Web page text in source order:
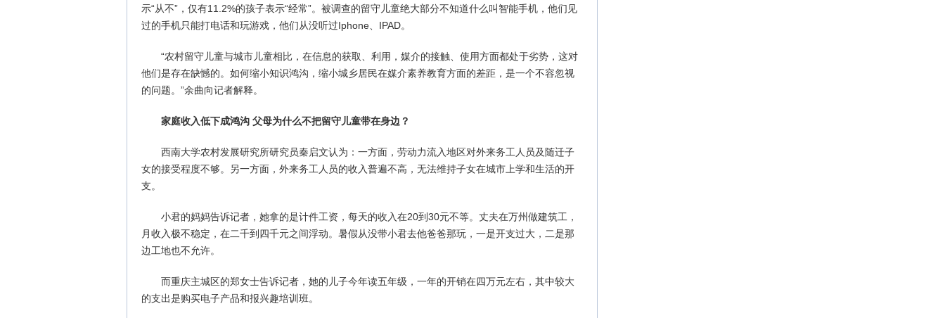
示“从不”，仅有11.2%的孩子表示“经常”。被调查的留守儿童绝大部分不知道什么叫智能手机，他们见
过的手机只能打电话和玩游戏，他们从没听过Iphone、IPAD。
“农村留守儿童与城市儿童相比，在信息的获取、利用，媒介的接触、使用方面都处于劣势，这对
他们是存在缺憾的。如何缩小知识鸿沟，缩小城乡居民在媒介素养教育方面的差距，是一个不容忽视
的问题。”余曲向记者解释。
家庭收入低下成鸿沟 父母为什么不把留守儿童带在身边？
西南大学农村发展研究所研究员秦启文认为：一方面，劳动力流入地区对外来务工人员及随迁子
女的接受程度不够。另一方面，外来务工人员的收入普遍不高，无法维持子女在城市上学和生活的开
支。
小君的妈妈告诉记者，她拿的是计件工资，每天的收入在20到30元不等。丈夫在万州做建筑工，
月收入极不稳定，在二千到四千元之间浮动。暑假从没带小君去他爸爸那玩，一是开支过大，二是那
边工地也不允许。
而重庆主城区的郑女士告诉记者，她的儿子今年读五年级，一年的开销在四万元左右，其中较大
的支出是购买电子产品和报兴趣培训班。